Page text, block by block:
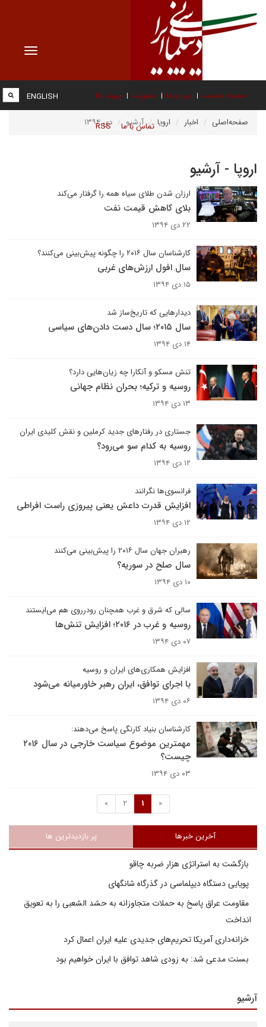
Toggle
صفحه نخست درباره ما عضویت پیوند ها
تماس با ما RSS
ENGLISH
صفحه‌اصلی اخبار اروپا آرشیو دی ۱۳۹۴
اروپا - آرشیو
ارزان شدن طلای سیاه همه را گرفتار می‌کند
بلای کاهش قیمت نفت
۲۲ دی ۱۳۹۴
کارشناسان سال ۲۰۱۶ را چگونه پیش‌بینی می‌کنند؟
سال افول ارزش‌های غربی
۱۵ دی ۱۳۹۴
دیدارهایی که تاریخ‌ساز شد
سال ۲۰۱۵؛ سال دست دادن‌های سیاسی
۱۴ دی ۱۳۹۴
تنش مسکو و آنکارا چه زیان‌هایی دارد؟
روسیه و ترکیه؛ بحران نظام جهانی
۱۳ دی ۱۳۹۴
جستاری در رفتارهای جدید کرملین و نقش کلیدی ایران
روسیه به کدام سو می‌رود؟
۱۲ دی ۱۳۹۴
فرانسوی‌ها نگرانند
افزایش قدرت داعش یعنی پیروزی راست افراطی
۱۲ دی ۱۳۹۴
رهبران جهان سال ۲۰۱۶ را پیش‌بینی می‌کنند
سال صلح در سوریه؟
۱۰ دی ۱۳۹۴
سالی که شرق و غرب همچنان رودرروی هم می‌ایستند
روسیه و غرب در ۲۰۱۶؛ افزایش تنش‌ها
۰۷ دی ۱۳۹۴
افزایش همکاری‌های ایران و روسیه
با اجرای توافق، ایران رهبر خاورمیانه می‌شود
۰۶ دی ۱۳۹۴
کارشناسان بنیاد کارنگی پاسخ می‌دهند:
مهمترین موضوع سیاست خارجی در سال ۲۰۱۶
چیست؟
۰۳ دی ۱۳۹۴
«
1
2
»
آخرین خبرها پر بازدیدترین ها
بازگشت به استراتژی هزار ضربه چاقو
پویایی دستگاه دیپلماسی در گذرگاه شانگهای
مقاومت عراق پاسخ به حملات متجاوزانه به حشد الشعبی را به تعویق
انداخت
خزانه‌داری آمریکا تحریم‌های جدیدی علیه ایران اعمال کرد
بسنت مدعی شد: به زودی شاهد توافق با ایران خواهیم بود
آرشیو